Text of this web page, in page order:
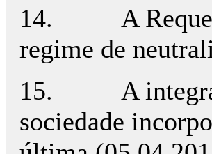
14. A
regime de
15. A
sociedade